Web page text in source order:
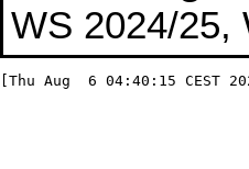
WS 2024/25,